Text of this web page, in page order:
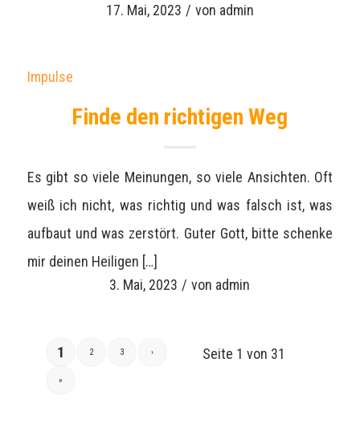
17. Mai, 2023 / von admin
Impulse
Finde den richtigen Weg
Es gibt so viele Meinungen, so viele Ansichten. Oft
weiß ich nicht, was richtig und was falsch ist, was
aufbaut und was zerstört. Guter Gott, bitte schenke
mir deinen Heiligen […]
3. Mai, 2023 / von admin
Seite 1 von 31
1 2 3 ›
»